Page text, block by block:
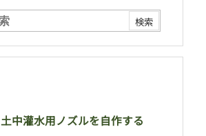
土中灌水用ノズルを自作する